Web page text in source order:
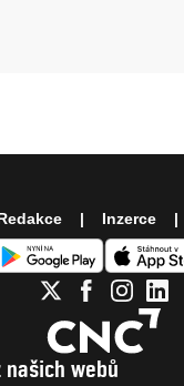
webů
Inzerce